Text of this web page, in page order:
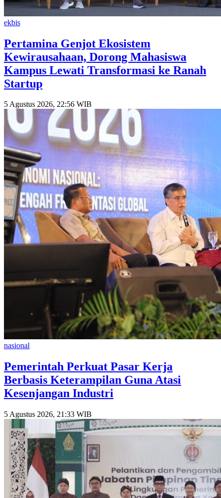
ekbis
Pertamina Genjot Ekosistem
Kewirausahaan, Dorong Mahasiswa
Kampus Lewati Transformasi ke Ranah
Startup
5 Agustus 2026, 22:56 WIB
nasional
Pemerintah Perkuat Pasar Kerja
Berbasis Keterampilan Guna Atasi
Kesenjangan Industri
5 Agustus 2026, 21:33 WIB